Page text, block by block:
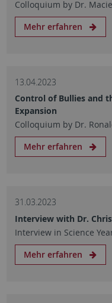
Colloquium by Dr.
Mehr erfahren
13.04.2023
Control of Bullies and
Expansion
Colloquium by Dr.
Mehr erfahren
31.03.2023
Interview with Dr.
Interview in Science
Mehr erfahren